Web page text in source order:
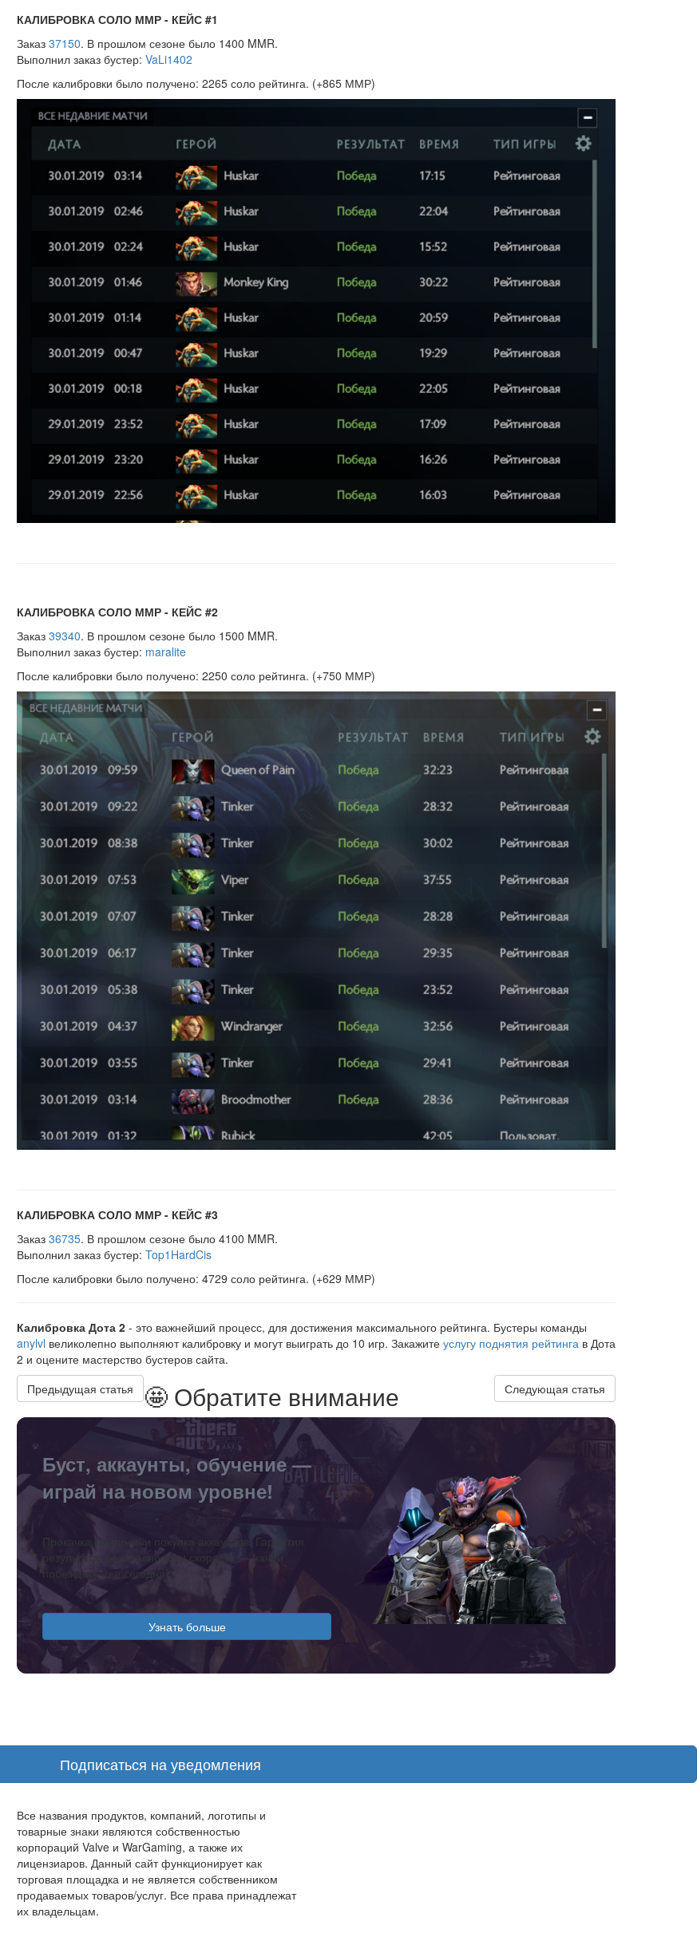
КАЛИБРОВКА СОЛО ММР - КЕЙС #1
Заказ 37150. В прошлом сезоне было 1400 MMR.
Выполнил заказ бустер: VaLi1402
После калибровки было получено: 2265 соло рейтинга. (+865 ММР)
КАЛИБРОВКА СОЛО ММР - КЕЙС #2
Заказ 39340. В прошлом сезоне было 1500 MMR.
Выполнил заказ бустер: maralite
После калибровки было получено: 2250 соло рейтинга. (+750 ММР)
КАЛИБРОВКА СОЛО ММР - КЕЙС #3
Заказ 36735. В прошлом сезоне было 4100 MMR.
Выполнил заказ бустер: Top1HardCis
После калибровки было получено: 4729 соло рейтинга. (+629 ММР)
Калибровка Дота 2 - это важнейший процесс, для достижения максимального рейтинга. Бустеры команды
anylvl великолепно выполняют калибровку и могут выиграть до 10 игр. Закажите услугу поднятия рейтинга в Дота
2 и оцените мастерство бустеров сайта.
Предыдущая статья
Следующая статья
🤩 Обратите внимание
Буст, аккаунты, обучение —
играй на новом уровне!
Прокачка рейтинга и покупка аккаунтов. Гарантия
результата, безопасность и скорость — начни
побеждать уже сегодня!
Узнать больше
Подписаться на уведомления
Все названия продуктов, компаний, логотипы и
товарные знаки являются собственностью
корпораций Valve и WarGaming, а также их
лицензиаров. Данный сайт функционирует как
торговая площадка и не является собственником
продаваемых товаров/услуг. Все права принадлежат
их владельцам.